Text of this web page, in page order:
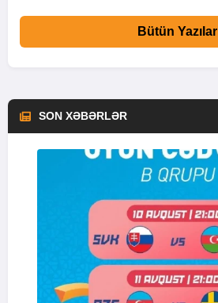
Bütün Yazılar
SON XƏBƏRLƏR